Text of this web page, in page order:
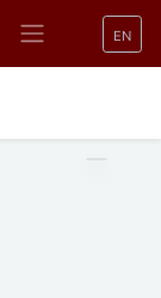
EN